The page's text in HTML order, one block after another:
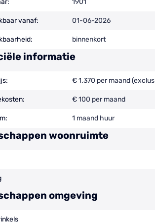
1901
vanaf: 01-06-2026
binnenkort
informatie
€ 1.370 per maand
€ 100 per maand
1 maand huur
woonruimte
omgeving